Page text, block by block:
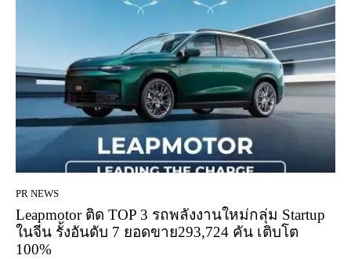
PR NEWS
Leapmotor ติด TOP 3 รถพลังงานใหม่กลุ่ม Startup
ในจีน รั้งอันดับ 7 ยอดขาย293,724 คัน เติบโต
100%